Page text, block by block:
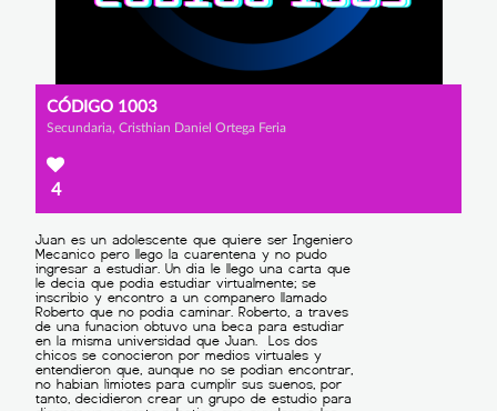
CÓDIGO 1003
Secundaria, Cristhian Daniel Ortega Feria
4